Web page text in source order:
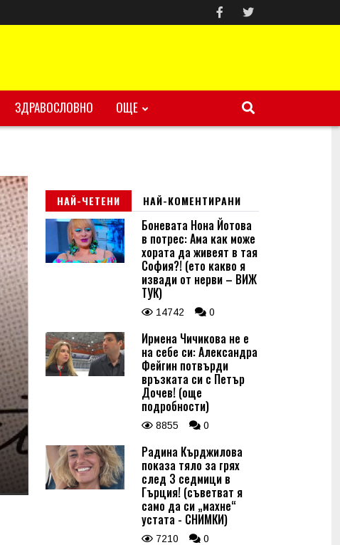
ЗДРАВОСЛОВНО ОЩЕ
НАЙ-ЧЕТЕНИ НАЙ-КОМЕНТИРАНИ
Боневата Нона Йотова
в потрес: Ама как може
хората да живеят в тая
София?! (ето какво я
извади от нерви – ВИЖ
ТУК)
14742 0
Ирмена Чичикова не е
на себе си: Александра
Фейгин потвърди
връзката си с Петър
Дочев! (още
подробности)
8855 0
Радина Кърджилова
показа тяло за грях
след 3 седмици в
Гърция! (съветват я
само да си „махне“
устата - СНИМКИ)
7210 0